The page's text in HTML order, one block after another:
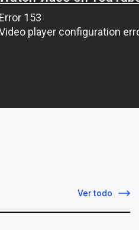
Ver todo